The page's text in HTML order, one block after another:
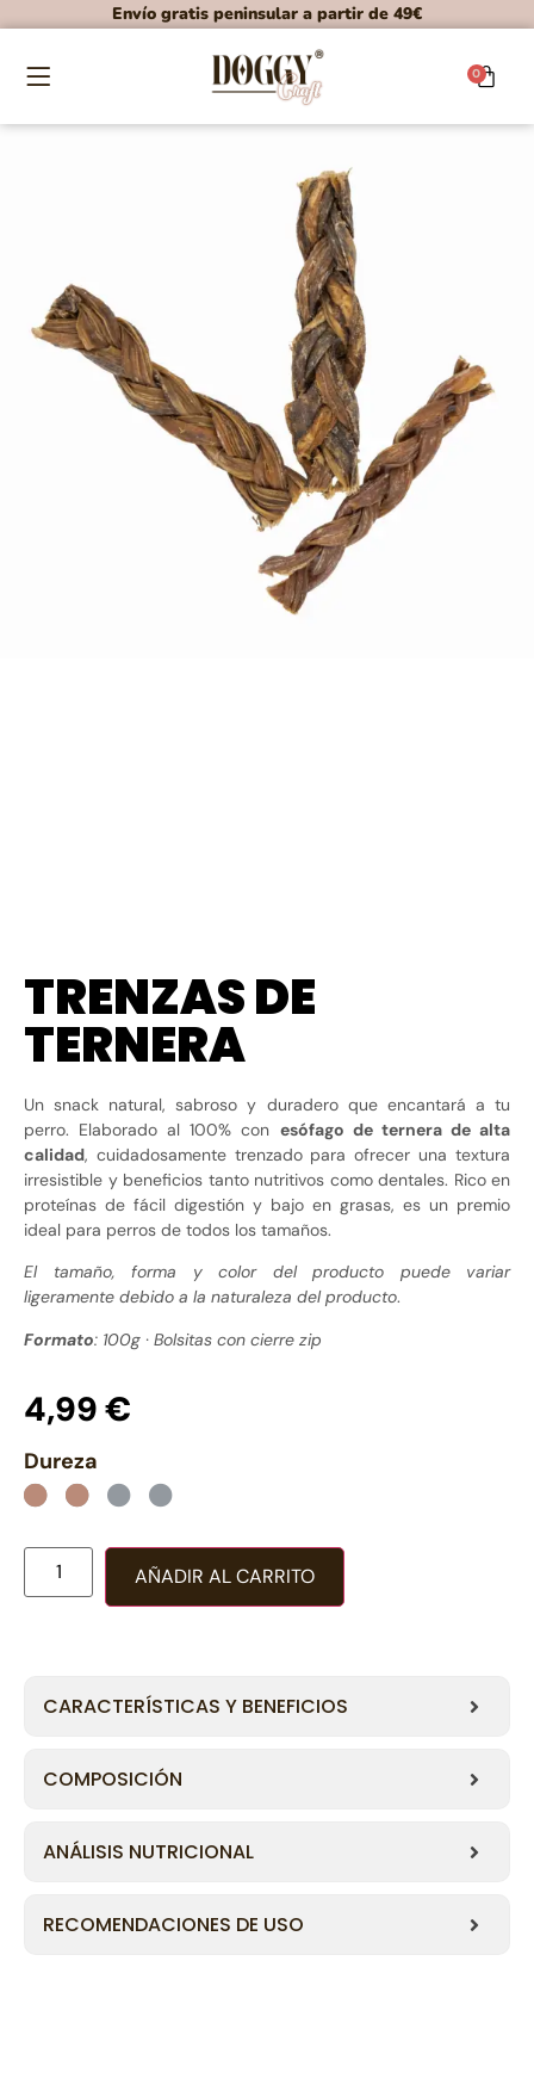
Envío gratis peninsular a partir de 49€
0
TRENZAS DE
TERNERA
Un snack natural, sabroso y duradero que encantará a tu
perro. Elaborado al 100% con esófago de ternera de alta
calidad, cuidadosamente trenzado para ofrecer una textura
irresistible y beneficios tanto nutritivos como dentales. Rico en
proteínas de fácil digestión y bajo en grasas, es un premio
ideal para perros de todos los tamaños.
El tamaño, forma y color del producto puede variar
ligeramente debido a la naturaleza del producto.
Formato: 100g · Bolsitas con cierre zip
4,99€
Dureza
AÑADIR AL CARRITO
CARACTERÍSTICAS Y BENEFICIOS
COMPOSICIÓN
ANÁLISIS NUTRICIONAL
RECOMENDACIONES DE USO